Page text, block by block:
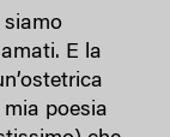
siamo
E la
poesia